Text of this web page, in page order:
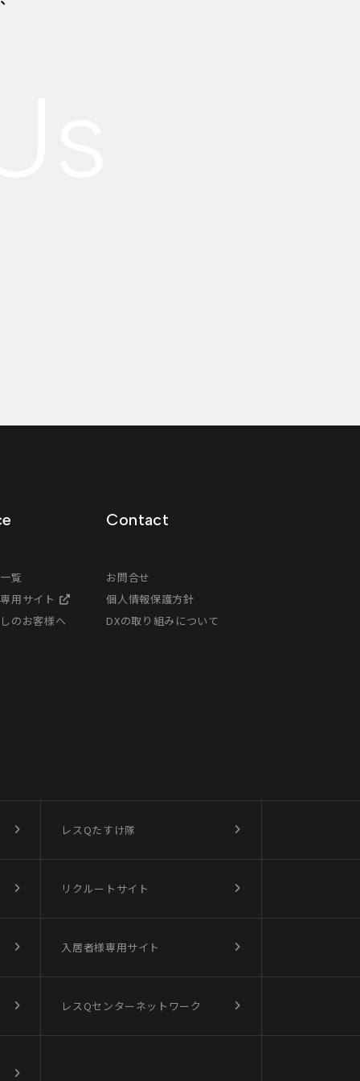
覧
用サイト
のお客様へ
Contact
お問合せ
個人情報保護方針
DXの取り組みについて
レスQたすけ隊
リクルートサイト
入居者様専用サイト
レスQセンターネットワーク